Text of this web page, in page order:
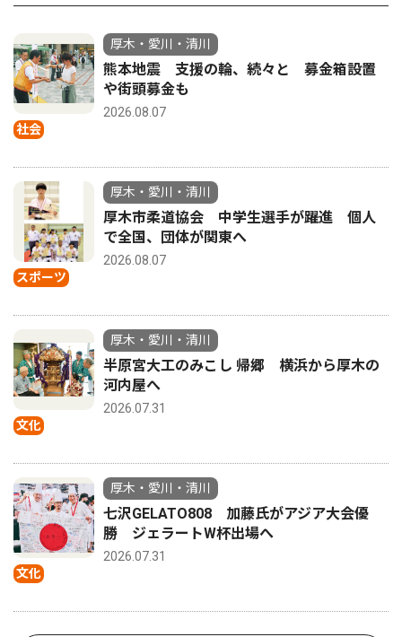
社会
厚木・愛川・清川
熊本地震 支援の輪、続々と 募金箱設置
や街頭募金も
2026.08.07
スポーツ
厚木・愛川・清川
厚木市柔道協会 中学生選手が躍進 個人
で全国、団体が関東へ
2026.08.07
文化
厚木・愛川・清川
半原宮大工のみこし 帰郷 横浜から厚木の
河内屋へ
2026.07.31
文化
厚木・愛川・清川
七沢GELATO808 加藤氏がアジア大会優
勝 ジェラートW杯出場へ
2026.07.31